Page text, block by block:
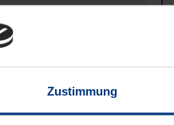
Zustimmung